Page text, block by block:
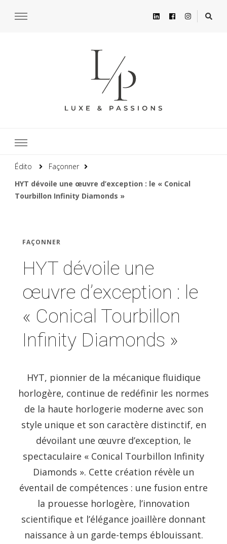
Édito
Façonner
HYT dévoile une œuvre d’exception : le « Conical
Tourbillon Infinity Diamonds »
FAÇONNER
HYT dévoile une
œuvre d’exception : le
« Conical Tourbillon
Infinity Diamonds »
HYT, pionnier de la mécanique fluidique
horlogère, continue de redéfinir les normes
de la haute horlogerie moderne avec son
style unique et son caractère distinctif, en
dévoilant une œuvre d’exception, le
spectaculaire « Conical Tourbillon Infinity
Diamonds ». Cette création révèle un
éventail de compétences : une fusion entre
la prouesse horlogère, l’innovation
scientifique et l’élégance joaillère donnant
naissance à un garde-temps éblouissant.